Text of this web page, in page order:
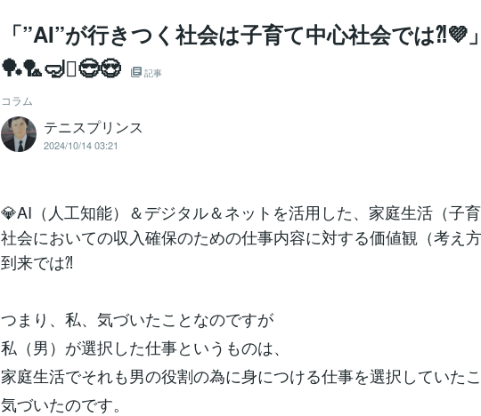
「”AI”が行きつく社会は子育て中心社会では⁈💜
🏓🏸🤿⛳😎😍
記事
コラム
テニスプリンス
2024/10/14 03:21
💎AI（人工知能）＆デジタル＆ネットを活用した、家庭生活（子
社会においての収入確保のための仕事内容に対する価値観（考え
到来では⁈
つまり、私、気づいたことなのですが
私（男）が選択した仕事というものは、
家庭生活でそれも男の役割の為に身につける仕事を選択していた
気づいたのです。